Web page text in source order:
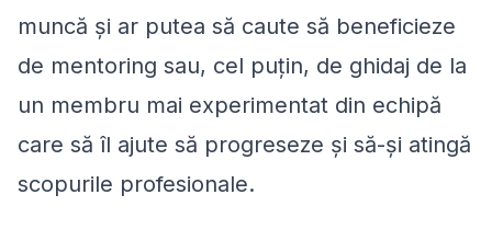
muncă și ar putea să caute să beneficieze
de mentoring sau, cel puțin, de ghidaj de la
un membru mai experimentat din echipă
care să îl ajute să progreseze și să-și atingă
scopurile profesionale.